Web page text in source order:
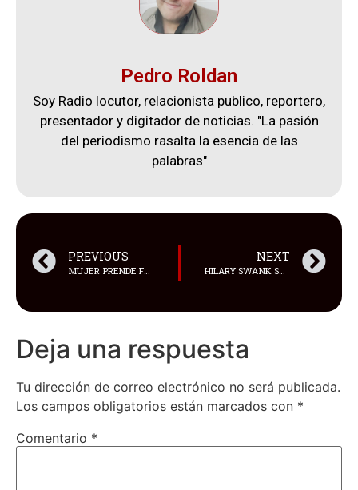
Pedro Roldan
Soy Radio locutor, relacionista publico, reportero,
presentador y digitador de noticias. "La pasión
del periodismo rasalta la esencia de las
palabras"
PREVIOUS
MUJER PRENDE FUEGO AL VESTÍBULO DE LA POLICÍA CON UN CARRITO DE COMPRAS EN LLAMAS
NEXT
HILARY SWANK SE CONVIERTE EN MADRE DE MELLIZOS A LOS 48 AÑOS
Deja una respuesta
Tu dirección de correo electrónico no será publicada.
Los campos obligatorios están marcados con *
Comentario *